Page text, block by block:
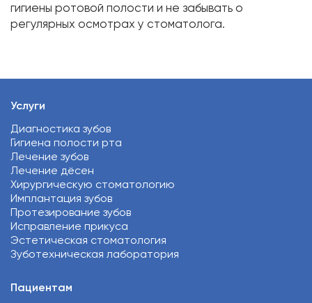
гигиены ротовой полости и не забывать о
регулярных осмотрах у стоматолога.
Услуги
Диагностика зубов
Гигиена полости рта
Лечение зубов
Лечение дёсен
Хирургическую стоматологию
Имплантация зубов
Протезирование зубов
Исправление прикуса
Эстетическая стоматология
Зуботехническая лаборатория
Пациентам